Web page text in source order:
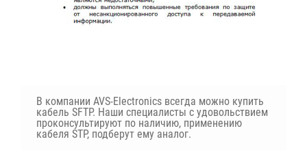
В компании AVS-Electronics всегда можно купить
кабель SFTP. Наши специалисты с удовольствием
проконсультируют по наличию, применению
кабеля STP, подберут ему аналог.